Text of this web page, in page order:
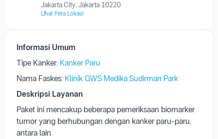
Jakarta City, Jakarta 10220
Lihat Peta Lokasi
Informasi Umum
Tipe Kanker: Kanker Paru
Nama Faskes: Klinik GWS Medika Sudirman Park
Deskripsi Layanan
Paket ini mencakup beberapa pemeriksaan biomarker
tumor yang berhubungan dengan kanker paru-paru,
antara lain